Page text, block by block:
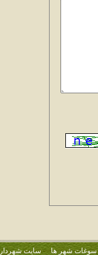
سوغات شهر ها سایت